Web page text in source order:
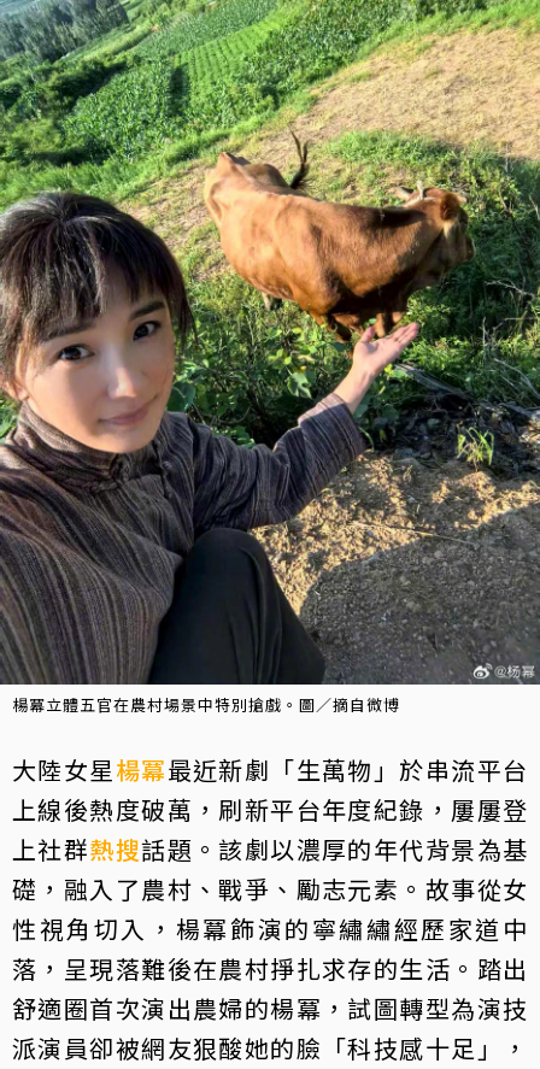
楊冪立體五官在農村場景中特別搶戲。圖／摘自微博
大陸女星楊冪最近新劇「生萬物」於串流平台
上線後熱度破萬，刷新平台年度紀錄，屢屢登
上社群熱搜話題。該劇以濃厚的年代背景為基
礎，融入了農村、戰爭、勵志元素。故事從女
性視角切入，楊冪飾演的寧繡繡經歷家道中
落，呈現落難後在農村掙扎求存的生活。踏出
舒適圈首次演出農婦的楊冪，試圖轉型為演技
派演員卻被網友狠酸她的臉「科技感十足」，